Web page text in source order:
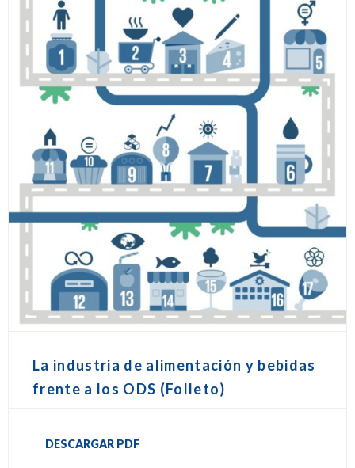
La industria de alimentación y bebidas
frente a los ODS (Folleto)
DESCARGAR PDF